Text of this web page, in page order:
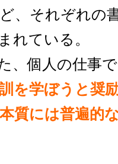
、それぞれの
れている。
、個人の仕事
を学ぼうと奨
質には普遍的